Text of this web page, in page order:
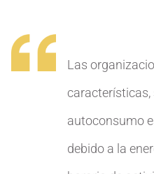
Las
características,
autoconsumo
debido a la